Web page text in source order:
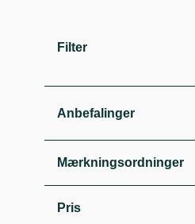
Filter
Anbefalinger
Mærkningsordninger
Pris